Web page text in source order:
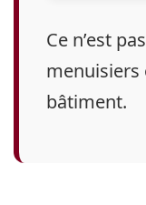
Ce n’est
menuisiers
bâtiment.